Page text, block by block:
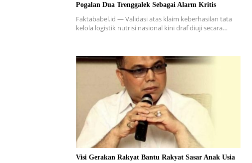
Pogalan Dua Trenggalek Sebagai Alarm Kritis
Faktababel.id — Validasi atas klaim keberhasilan tata
kelola logistik nutrisi nasional kini draf diuji secara…
Visi Gerakan Rakyat Bantu Rakyat Sasar Anak Usia